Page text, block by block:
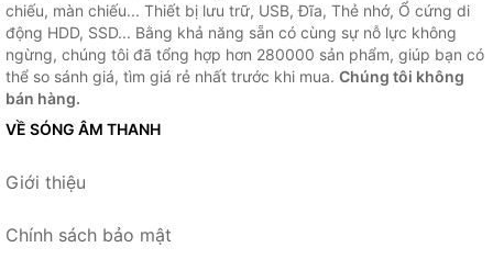
chiếu, màn chiếu... Thiết bị lưu trữ, USB, Đĩa, Thẻ nhớ, Ổ cứng di
động HDD, SSD... Bằng khả năng sẵn có cùng sự nỗ lực không
ngừng, chúng tôi đã tổng hợp hơn 280000 sản phẩm, giúp bạn có
thể so sánh giá, tìm giá rẻ nhất trước khi mua. Chúng tôi không
bán hàng.
VỀ SÓNG ÂM THANH
Giới thiệu
Chính sách bảo mật